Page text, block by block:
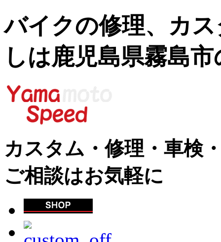
バイクの修理、カ
しは鹿児島県霧島
カスタム・修理・車検
ご相談はお気軽に